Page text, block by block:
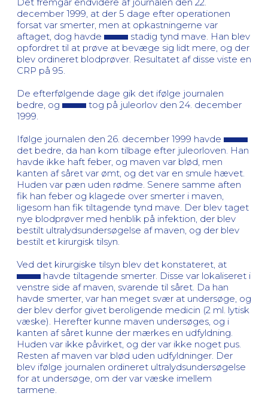
december 1999, at der 5 dage efter operationen
forsat var smerter, men at opkastningerne var
aftaget, dog havde
stadig tynd mave. Han blev
opfordret til at prøve at bevæge sig lidt mere, og der
blev ordineret blodprøver. Resultatet af disse viste en
CRP på 95.
De efterfølgende dage gik det ifølge journalen
bedre, og
tog på juleorlov den 24. december
1999.
Ifølge journalen den 26. december 1999 havde
det bedre, da han kom tilbage efter juleorloven. Han
havde ikke haft feber, og maven var blød, men
kanten af såret var ømt, og det var en smule hævet.
Huden var pæn uden rødme. Senere samme aften
fik han feber og klagede over smerter i maven,
ligesom han fik tiltagende tynd mave. Der blev taget
nye blodprøver med henblik på infektion, der blev
bestilt ultralydsundersøgelse af maven, og der blev
bestilt et kirurgisk tilsyn.
Ved det kirurgiske tilsyn blev det konstateret, at
havde tiltagende smerter. Disse var lokaliseret i
venstre side af maven, svarende til såret. Da han
havde smerter, var han meget svær at undersøge, og
der blev derfor givet beroligende medicin (2 ml. lytisk
væske). Herefter kunne maven undersøges, og i
kanten af såret kunne der mærkes en udfyldning.
Huden var ikke påvirket, og der var ikke noget pus.
Resten af maven var blød uden udfyldninger. Der
blev ifølge journalen ordineret ultralydsundersøgelse
for at undersøge, om der var væske imellem
tarmene.